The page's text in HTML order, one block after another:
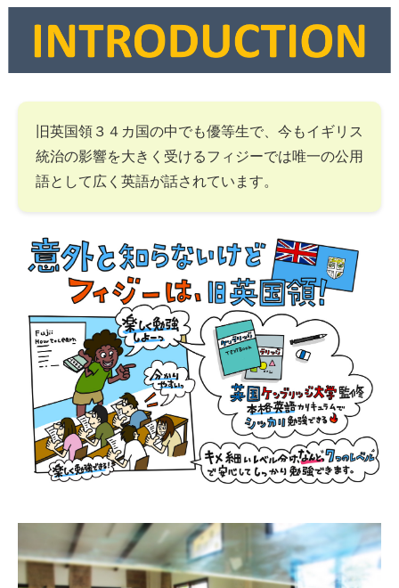
旧英国領３４カ国の中でも優等生で、今もイギリス
統治の影響を大きく受けるフィジーでは唯一の公用
語として広く英語が話されています。